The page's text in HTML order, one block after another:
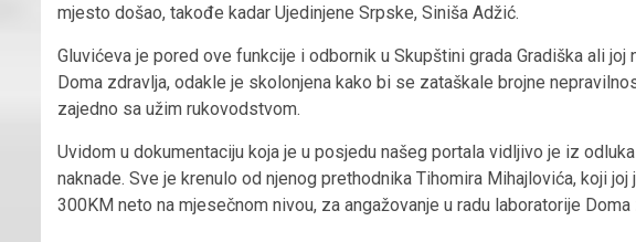
mjesto došao, takođe kadar Ujedinjene Srpske, Siniša Adžić.
Gluvićeva je pored ove funkcije i odbornik u Skupštini grada Gradiška ali joj
Doma zdravlja, odakle je skolonjena kako bi se zataškale brojne
zajedno sa užim rukovodstvom.
Uvidom u dokumentaciju koja je u posjedu našeg portala vidljivo je iz
naknade. Sve je krenulo od njenog prethodnika Tihomira Mihajlovića, koji
300KM neto na mjesečnom nivou, za angažovanje u radu laboratorije Doma